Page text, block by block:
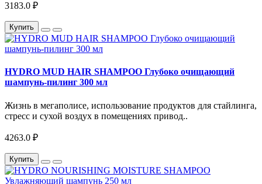
3183.0 ₽
Купить
HYDRO MUD HAIR SHAMPOO Глубоко очищающий
шампунь-пилинг 300 мл
Жизнь в мегаполисе, использование продуктов для стайлинга,
стресс и сухой воздух в помещениях привод..
4263.0 ₽
Купить